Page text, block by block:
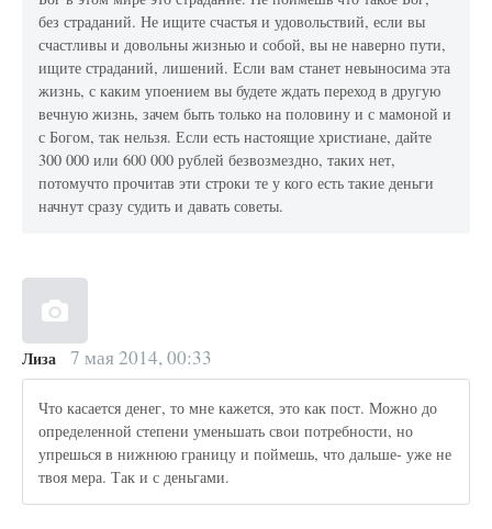
без страданий. Не ищите счастья и удовольствий, если вы
счастливы и довольны жизнью и собой, вы не наверно пути,
ищите страданий, лишений. Если вам станет невыносима эта
жизнь, с каким упоением вы будете ждать переход в другую
вечную жизнь, зачем быть только на половину и с мамоной и
с Богом, так нельзя. Если есть настоящие христиане, дайте
300 000 или 600 000 рублей безвозмездно, таких нет,
потомучто прочитав эти строки те у кого есть такие деньги
начнут сразу судить и давать советы.
Лиза 7 мая 2014, 00:33
Что касается денег, то мне кажется, это как пост. Можно до
определенной степени уменьшать свои потребности, но
упрешься в нижнюю границу и поймешь, что дальше- уже не
твоя мера. Так и с деньгами.